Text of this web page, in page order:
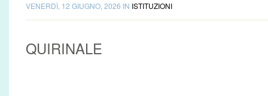
VENERDÌ, 12 GIUGNO, 2026 IN ISTITUZIONI
QUIRINALE